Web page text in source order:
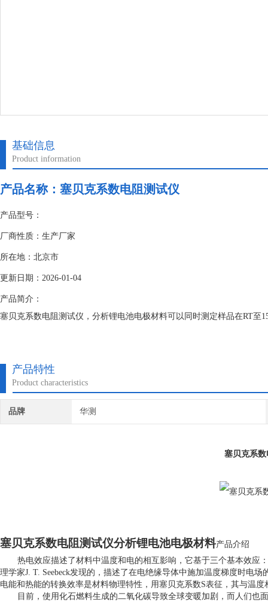
基础信息
Product information
产品名称： 塞贝克系数电阻测试仪
产品型号：
厂商性质：生产厂家
所在地：北京市
更新日期：2026-01-04
产品简介：
塞贝克系数电阻测试仪，分析锂电池电极材料可以同时测定样品在RT至
产品特性
Product characteristics
品牌 华测
塞贝克系
塞贝克系数电阻测试仪分析锂电池电极材料产品介绍
热电效应描述了材料中温度和电的相互影响，它基于三个基本效应：
理学家J. T. Seebeck发现的，描述了在电绝缘导体中施加温度梯度时电
电能和热能的转换效率是材料物理特性，用塞贝克系数S表征，其与温度
目前，使用化石燃料生成的二氧化碳导致全球变暖加剧，而人们